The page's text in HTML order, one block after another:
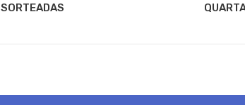
SORTEADAS